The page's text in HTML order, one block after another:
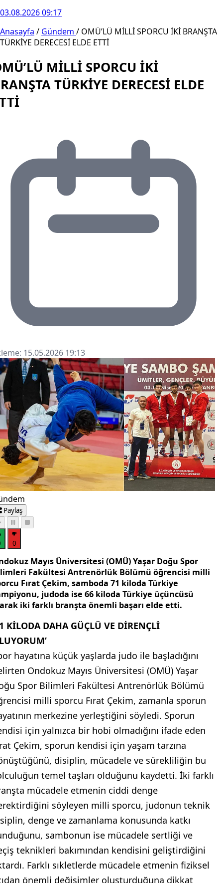
03.08.2026 09:17
Anasayfa / Gündem / OMÜ’LÜ MİLLİ SPORCU İKİ BRANŞTA
TÜRKİYE DERECESİ ELDE ETTİ
MİLLİ SPORCU İKİ
TÜRKİYE DERECESİ ELDE
15.05.2026 19:13
Paylaş
0
Mayıs Üniversitesi (OMÜ) Yaşar Doğu Spor
Fakültesi Antrenörlük Bölümü öğrencisi milli
Fırat Çekim, samboda 71 kiloda Türkiye
judoda ise 66 kiloda Türkiye üçüncüsü
iki farklı branşta önemli başarı elde etti.
KİLODA DAHA GÜÇLÜ VE DİRENÇLİ
hayatına küçük yaşlarda judo ile başladığını
Ondokuz Mayıs Üniversitesi (OMÜ) Yaşar
Spor Bilimleri Fakültesi Antrenörlük Bölümü
milli sporcu Fırat Çekim, zamanla sporun
merkezine yerleştiğini söyledi. Sporun
için yalnızca bir hobi olmadığını ifade eden
Çekim, sporun kendisi için yaşam tarzına
disiplin, mücadele ve sürekliliğin bu
temel taşları olduğunu kaydetti. İki farklı
mücadele etmenin ciddi denge
söyleyen milli sporcu, judonun teknik
denge ve zamanlama konusunda katkı
sambonun ise mücadele sertliği ve
teknikleri bakımından kendisini geliştirdiğini
Farklı sıkletlerde mücadele etmenin fiziksel
önemli değişimler oluşturduğuna dikkat